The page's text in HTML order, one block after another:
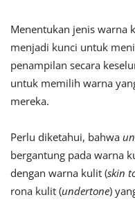
Menentukan jenis warna
menjadi kunci untuk
penampilan secara
untuk memilih warna
mereka.
Perlu diketahui, bahwa
bergantung pada warna
dengan warna kulit (skin
rona kulit (undertone)